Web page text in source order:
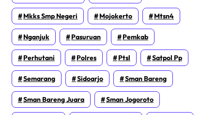
Mkks Smp Negeri Mojokerto Mtsn4
Nganjuk Pasuruan Pemkab
Perhutani Polres Ptsl Satpol Pp
Semarang Sidoarjo Sman Bareng
Sman Bareng Juara Sman Jogoroto